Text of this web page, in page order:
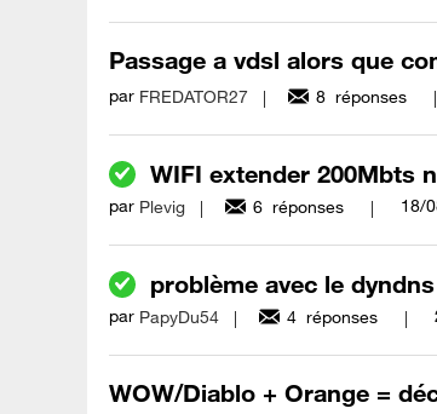
Passage a vdsl alors que
par FREDATOR27 8 réponses
WIFI extender 200Mbts
par Plevig 6 réponses ‎18/
problème avec le
par PapyDu54 4 réponses
WOW/Diablo + Orange =